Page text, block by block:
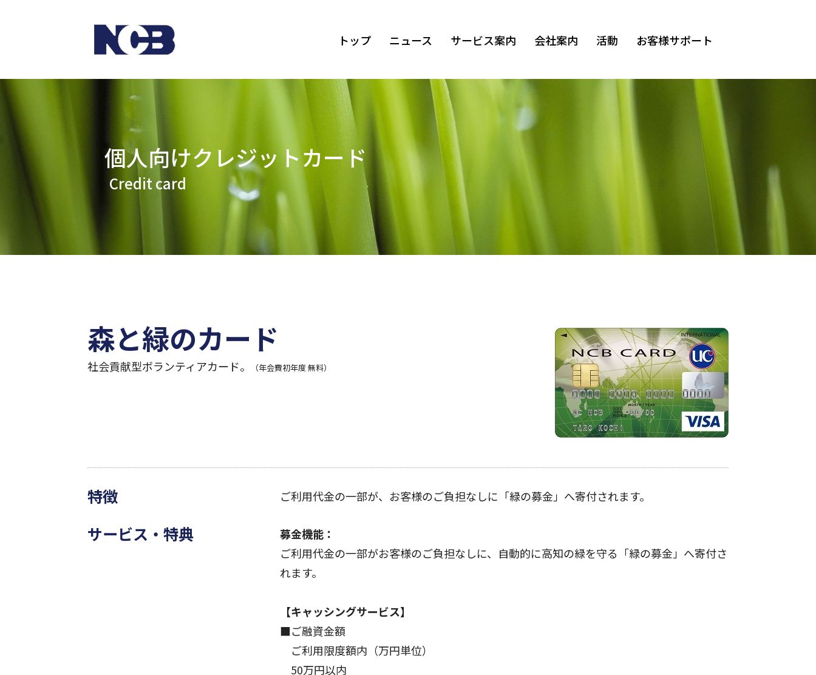
トップ ニュース サービス案内 会社案内 活動 お客様サポート
個人向けクレジットカード
Credit card
森と緑のカード
社会貢献型ボランティアカード。 （年会費初年度 無料）
特徴 ご利用代金の一部が、お客様のご負担なしに「緑の募金」へ寄付されます。
サービス・特典
募金機能：
ご利用代金の一部がお客様のご負担なしに、自動的に高知の緑を守る「緑の募金」へ寄付さ
れます。
【キャッシングサービス】
■ご融資金額
ご利用限度額内（万円単位）
50万円以内